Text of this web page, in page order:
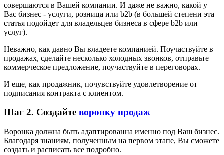
совершаются в Вашей компании. И даже не важно, какой у
Вас бизнес - услуги, розница или b2b (в большей степени эта
статья подойдет для владельцев бизнеса в сфере b2b или
услуг).
Неважно, как давно Вы владеете компанией. Поучаствуйте в
продажах, сделайте несколько холодных звонков, отправьте
коммерческое предложение, поучаствуйте в переговорах.
И еще, как продажник, почувствуйте удовлетворение от
подписания контракта с клиентом.
Шаг 2. Создайте воронку продаж
Воронка должна быть адаптированна именно под Ваш бизнес.
Благодаря знаниям, полученным на первом этапе, Вы сможете
создать и расписать все подробно.